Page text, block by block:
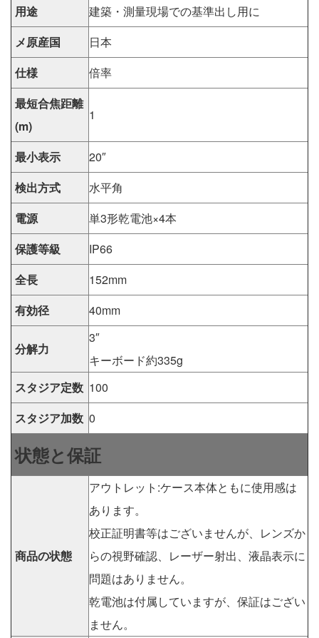
用途
建築・測量現場での基準出し用に
メ原産国
日本
仕様
倍率
最短合焦距離
(m)
1
最小表示
20″
検出方式
水平角
電源
単3形乾電池×4本
保護等級
IP66
全長
152mm
有効径
40mm
分解力
3″
キーボード約335g
スタジア定数 100
スタジア加数 0
状態と保証
商品の状態
アウトレット:ケース本体ともに使用感は
あります。
校正証明書等はございませんが、レンズか
らの視野確認、レーザー射出、液晶表示に
問題はありません。
乾電池は付属していますが、保証はござい
ません。